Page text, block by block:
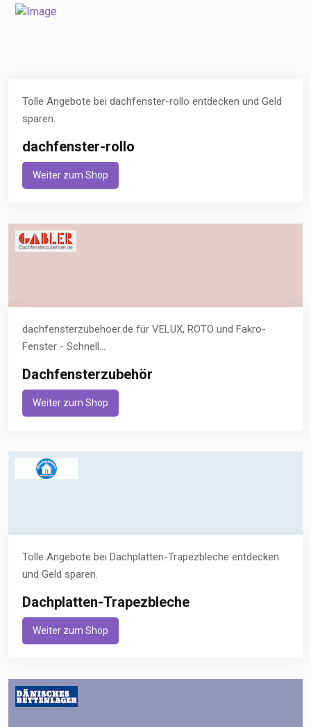
Tolle Angebote bei dachfenster-rollo entdecken und Geld
sparen.
dachfenster-rollo
Weiter zum Shop
dachfensterzubehoer.de für VELUX, ROTO und Fakro-
Fenster - Schnell...
Dachfensterzubehör
Weiter zum Shop
Tolle Angebote bei Dachplatten-Trapezbleche entdecken
und Geld sparen.
Dachplatten-Trapezbleche
Weiter zum Shop